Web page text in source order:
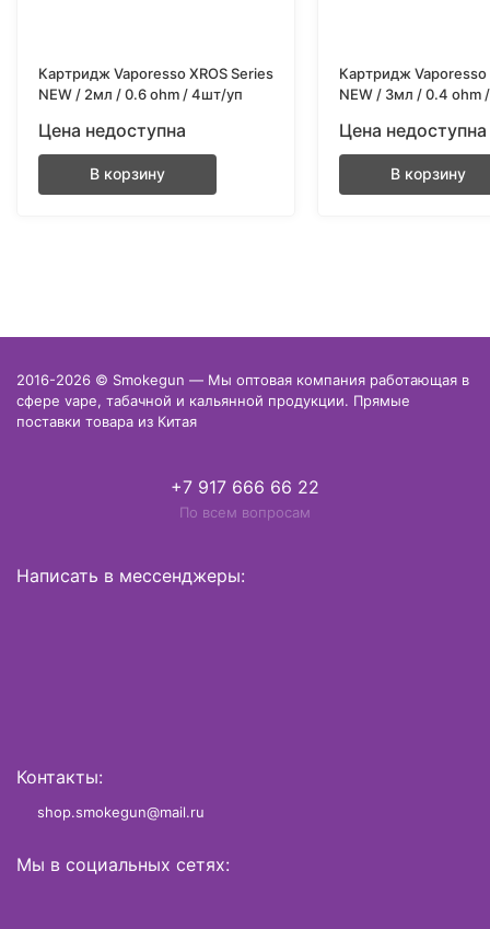
Картридж Vaporesso XROS Series
NEW / 2мл / 0.6 ohm / 4шт/уп
Цена недоступна
В корзину
Картридж Vaporesso
NEW / 3мл / 0.4 ohm
Цена недоступна
В корзину
2016-2026 © Smokegun — Мы оптовая компания работающая в
сфере vape, табачной и кальянной продукции. Прямые
поставки товара из Китая
+7 917 666 66 22
По всем вопросам
Написать в мессенджеры:
Контакты:
shop.smokegun@mail.ru
Мы в социальных сетях: